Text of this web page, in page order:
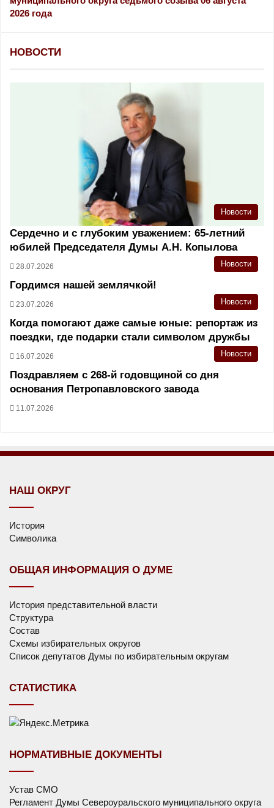
2026 года
НОВОСТИ
Новости
Сердечно и с глубоким уважением: 65-летний
юбилей Председателя Думы А.Н. Копылова
28.07.2026 Новости
Гордимся нашей землячкой!
23.07.2026 Новости
Когда помогают даже самые юные: репортаж из
поездки, где подарки стали символом дружбы
16.07.2026 Новости
Поздравляем с 268-й годовщиной со дня
основания Петропавловского завода
11.07.2026
НАШ ОКРУГ
История
Символика
ОБЩАЯ ИНФОРМАЦИЯ О ДУМЕ
История представительной власти
Структура
Состав
Схемы избирательных округов
Список депутатов Думы по избирательным округам
СТАТИСТИКА
НОРМАТИВНЫЕ ДОКУМЕНТЫ
Устав СМО
Регламент Думы Североуральского муниципального округа